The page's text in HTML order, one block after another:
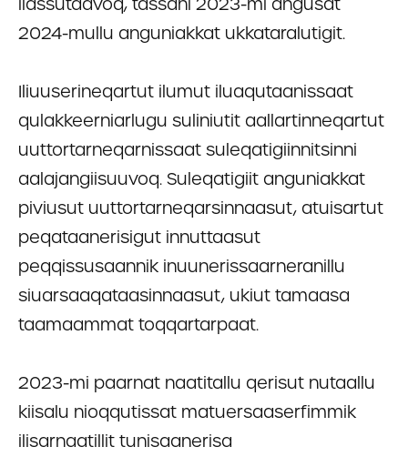
2024-mullu anguniakkat ukkataralutigit.
Iliuuserineqartut ilumut iluaqutaanissaat
qulakkeerniarlugu suliniutit aallartinneqartut
uuttortarneqarnissaat suleqatigiinnitsinni
aalajangiisuuvoq. Suleqatigiit anguniakkat
piviusut uuttortarneqarsinnaasut, atuisartut
peqataanerisigut innuttaasut
peqqissusaannik inuunerissaarneranillu
siuarsaaqataasinnaasut, ukiut tamaasa
taamaammat toqqartarpaat.
2023-mi paarnat naatitallu qerisut nutaallu
kiisalu nioqqutissat matuersaaserfimmik
ilisarnaatillit tunisaanerisa